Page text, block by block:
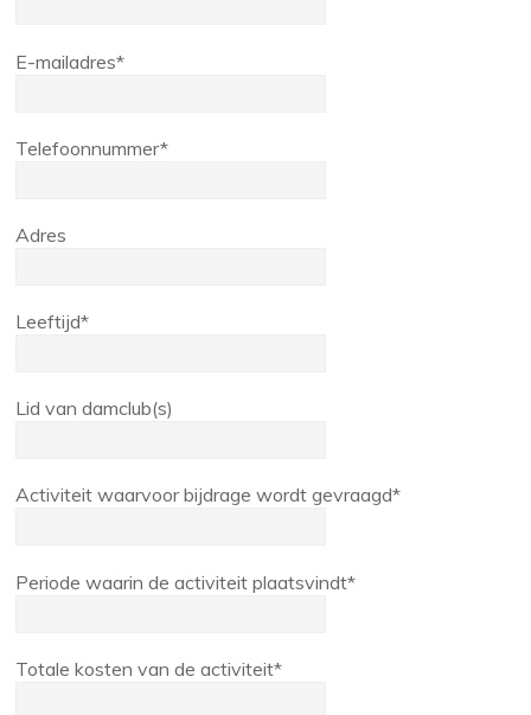
E-mailadres*
Telefoonnummer*
Adres
Leeftijd*
Lid van damclub(s)
Activiteit waarvoor bijdrage wordt gevraagd*
Periode waarin de activiteit plaatsvindt*
Totale kosten van de activiteit*